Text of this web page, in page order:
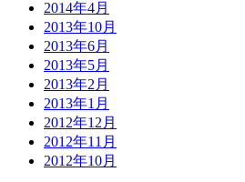
2014年4月
2013年10月
2013年6月
2013年5月
2013年2月
2013年1月
2012年12月
2012年11月
2012年10月